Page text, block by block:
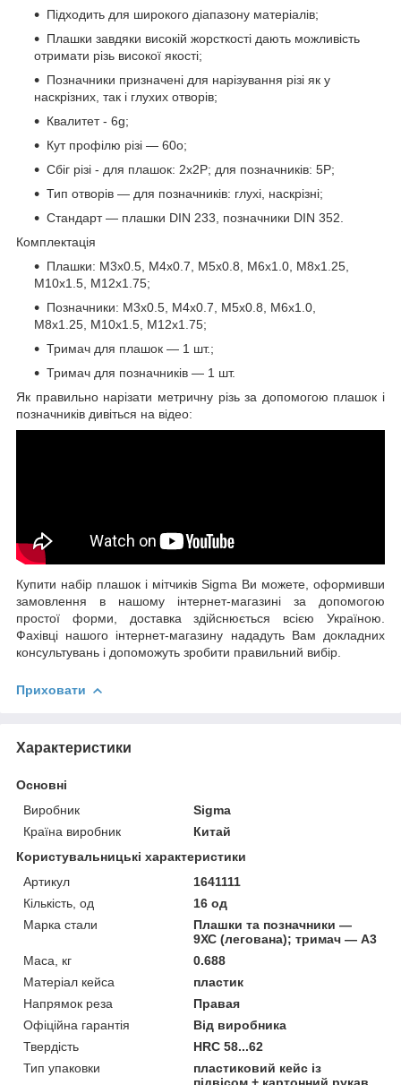
Підходить для широкого діапазону матеріалів;
Плашки завдяки високій жорсткості дають можливість
отримати різь високої якості;
Позначники призначені для нарізування різі як у
наскрізних, так і глухих отворів;
Квалитет - 6g;
Кут профілю різі — 60o;
Сбіг різі - для плашок: 2х2Р; для позначників: 5Р;
Тип отворів — для позначників: глухі, наскрізні;
Стандарт — плашки DIN 233, позначники DIN 352.
Комплектація
Плашки: М3х0.5, М4х0.7, М5х0.8, М6х1.0, М8х1.25,
М10х1.5, М12х1.75;
Позначники: М3х0.5, М4х0.7, М5х0.8, М6х1.0,
М8х1.25, М10х1.5, М12х1.75;
Тримач для плашок — 1 шт.;
Тримач для позначників — 1 шт.
Як правильно нарізати метричну різь за допомогою плашок і
позначників дивіться на відео:
Купити набір плашок і мітчиків Sigma Ви можете, оформивши
замовлення в нашому інтернет-магазині за допомогою
простої форми, доставка здійснюється всією Україною.
Фахівці нашого інтернет-магазину нададуть Вам докладних
консультувань і допоможуть зробити правильний вибір.
Приховати
Характеристики
Основні
Виробник
Sigma
Країна виробник
Китай
Користувальницькі характеристики
Артикул
1641111
Кількість, од
16 од
Марка стали
Плашки та позначники —
9ХС (легована); тримач — А3
Маса, кг
0.688
Матеріал кейса
пластик
Напрямок реза
Правая
Офіційна гарантія
Від виробника
Твердість
HRC 58...62
Тип упаковки
пластиковий кейс із